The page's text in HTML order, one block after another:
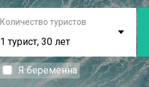
Количество туристов
1 турист, 30 лет
Я беременна